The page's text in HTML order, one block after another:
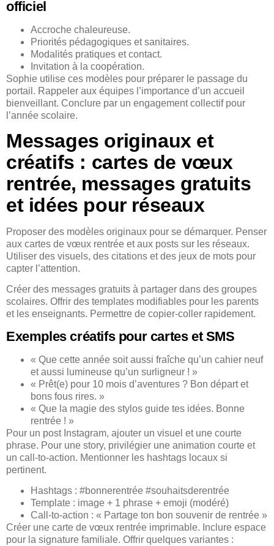
officiel
Accroche chaleureuse.
Priorités pédagogiques et sanitaires.
Modalités pratiques et contact.
Invitation à la coopération.
Sophie utilise ces modèles pour préparer le passage du
portail. Rappeler aux équipes l’importance d’un accueil
bienveillant. Conclure par un engagement collectif pour
l’année scolaire.
Messages originaux et
créatifs : cartes de vœux
rentrée, messages gratuits
et idées pour réseaux
Proposer des modèles originaux pour se démarquer. Penser
aux cartes de vœux rentrée et aux posts sur les réseaux.
Utiliser des visuels, des citations et des jeux de mots pour
capter l’attention.
Créer des messages gratuits à partager dans des groupes
scolaires. Offrir des templates modifiables pour les parents
et les enseignants. Permettre de copier-coller rapidement.
Exemples créatifs pour cartes et SMS
« Que cette année soit aussi fraîche qu’un cahier neuf
et aussi lumineuse qu’un surligneur ! »
« Prêt(e) pour 10 mois d’aventures ? Bon départ et
bons fous rires. »
« Que la magie des stylos guide tes idées. Bonne
rentrée ! »
Pour un post Instagram, ajouter un visuel et une courte
phrase. Pour une story, privilégier une animation courte et
un call-to-action. Mentionner les hashtags locaux si
pertinent.
Hashtags : #bonnerentrée #souhaitsderentrée
Template : image + 1 phrase + emoji (modéré)
Call-to-action : « Partage ton bon souvenir de rentrée »
Créer une carte de vœux rentrée imprimable. Inclure espace
pour la signature familiale. Offrir quelques variantes :